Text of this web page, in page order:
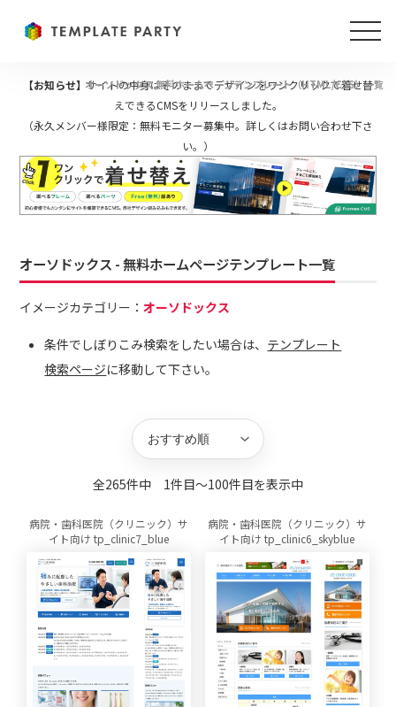
オーソドックス 無料ホームページテンプレート（HTML/CSS）一覧
【お知らせ】サイトの中身はそのままでデザインをワンクリックで着せ替
えできるCMSをリリースしました。
（永久メンバー様限定：無料モニター募集中。詳しくはお問い合わせ下さ
い。）
オーソドックス - 無料ホームページテンプレート一覧
イメージカテゴリー：オーソドックス
条件でしぼりこみ検索をしたい場合は、 テンプレート
検索ページに移動して下さい。
キーワード
並び替え
全265件中 1件目〜100件目を表示中
病院・歯科医院（クリニック）サ
イト向け tp_clinic7_blue
病院・歯科医院（クリニック）サ
イト向け tp_clinic6_skyblue